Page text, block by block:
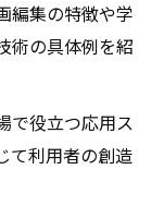
編集の特徴や学
術の具体例を紹
で役立つ応用ス
て利用者の創造